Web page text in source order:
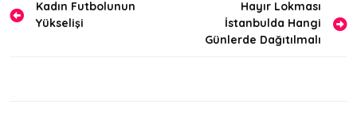
Yazı
gezinmesi
Kadın Futbolunun
Yükselişi
Hayır Lokması
İstanbulda Hangi
Günlerde Dağıtılmalı